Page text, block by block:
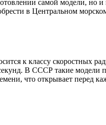
самой модели, но и
в Центральном
к классу скоростных
В СССР такие модели
что открывает перед